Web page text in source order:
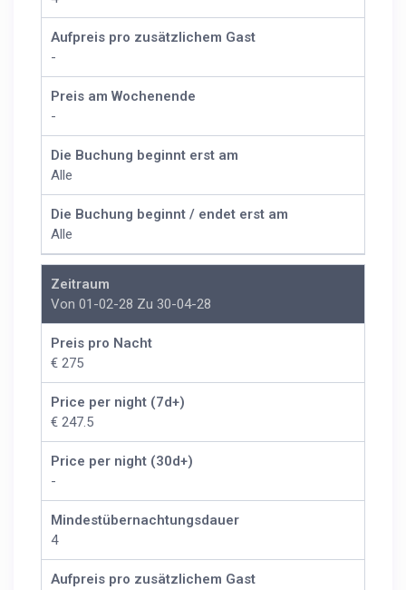
Aufpreis pro zusätzlichem Gast
-
Preis am Wochenende
-
Die Buchung beginnt erst am
Alle
Die Buchung beginnt / endet erst am
Alle
Zeitraum
Von 01-02-28 Zu 30-04-28
Preis pro Nacht
€ 275
Price per night (7d+)
€ 247.5
Price per night (30d+)
-
Mindestübernachtungsdauer
4
Aufpreis pro zusätzlichem Gast